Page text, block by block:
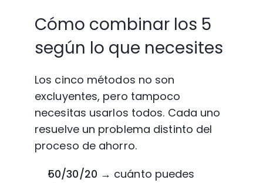
Cómo combinar los 5
según lo que necesites
Los cinco métodos no son
excluyentes, pero tampoco
necesitas usarlos todos. Cada uno
resuelve un problema distinto del
proceso de ahorro.
50/30/20 → cuánto puedes